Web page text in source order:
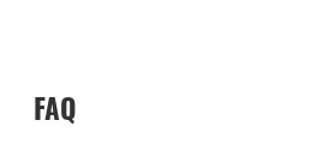
FAQ